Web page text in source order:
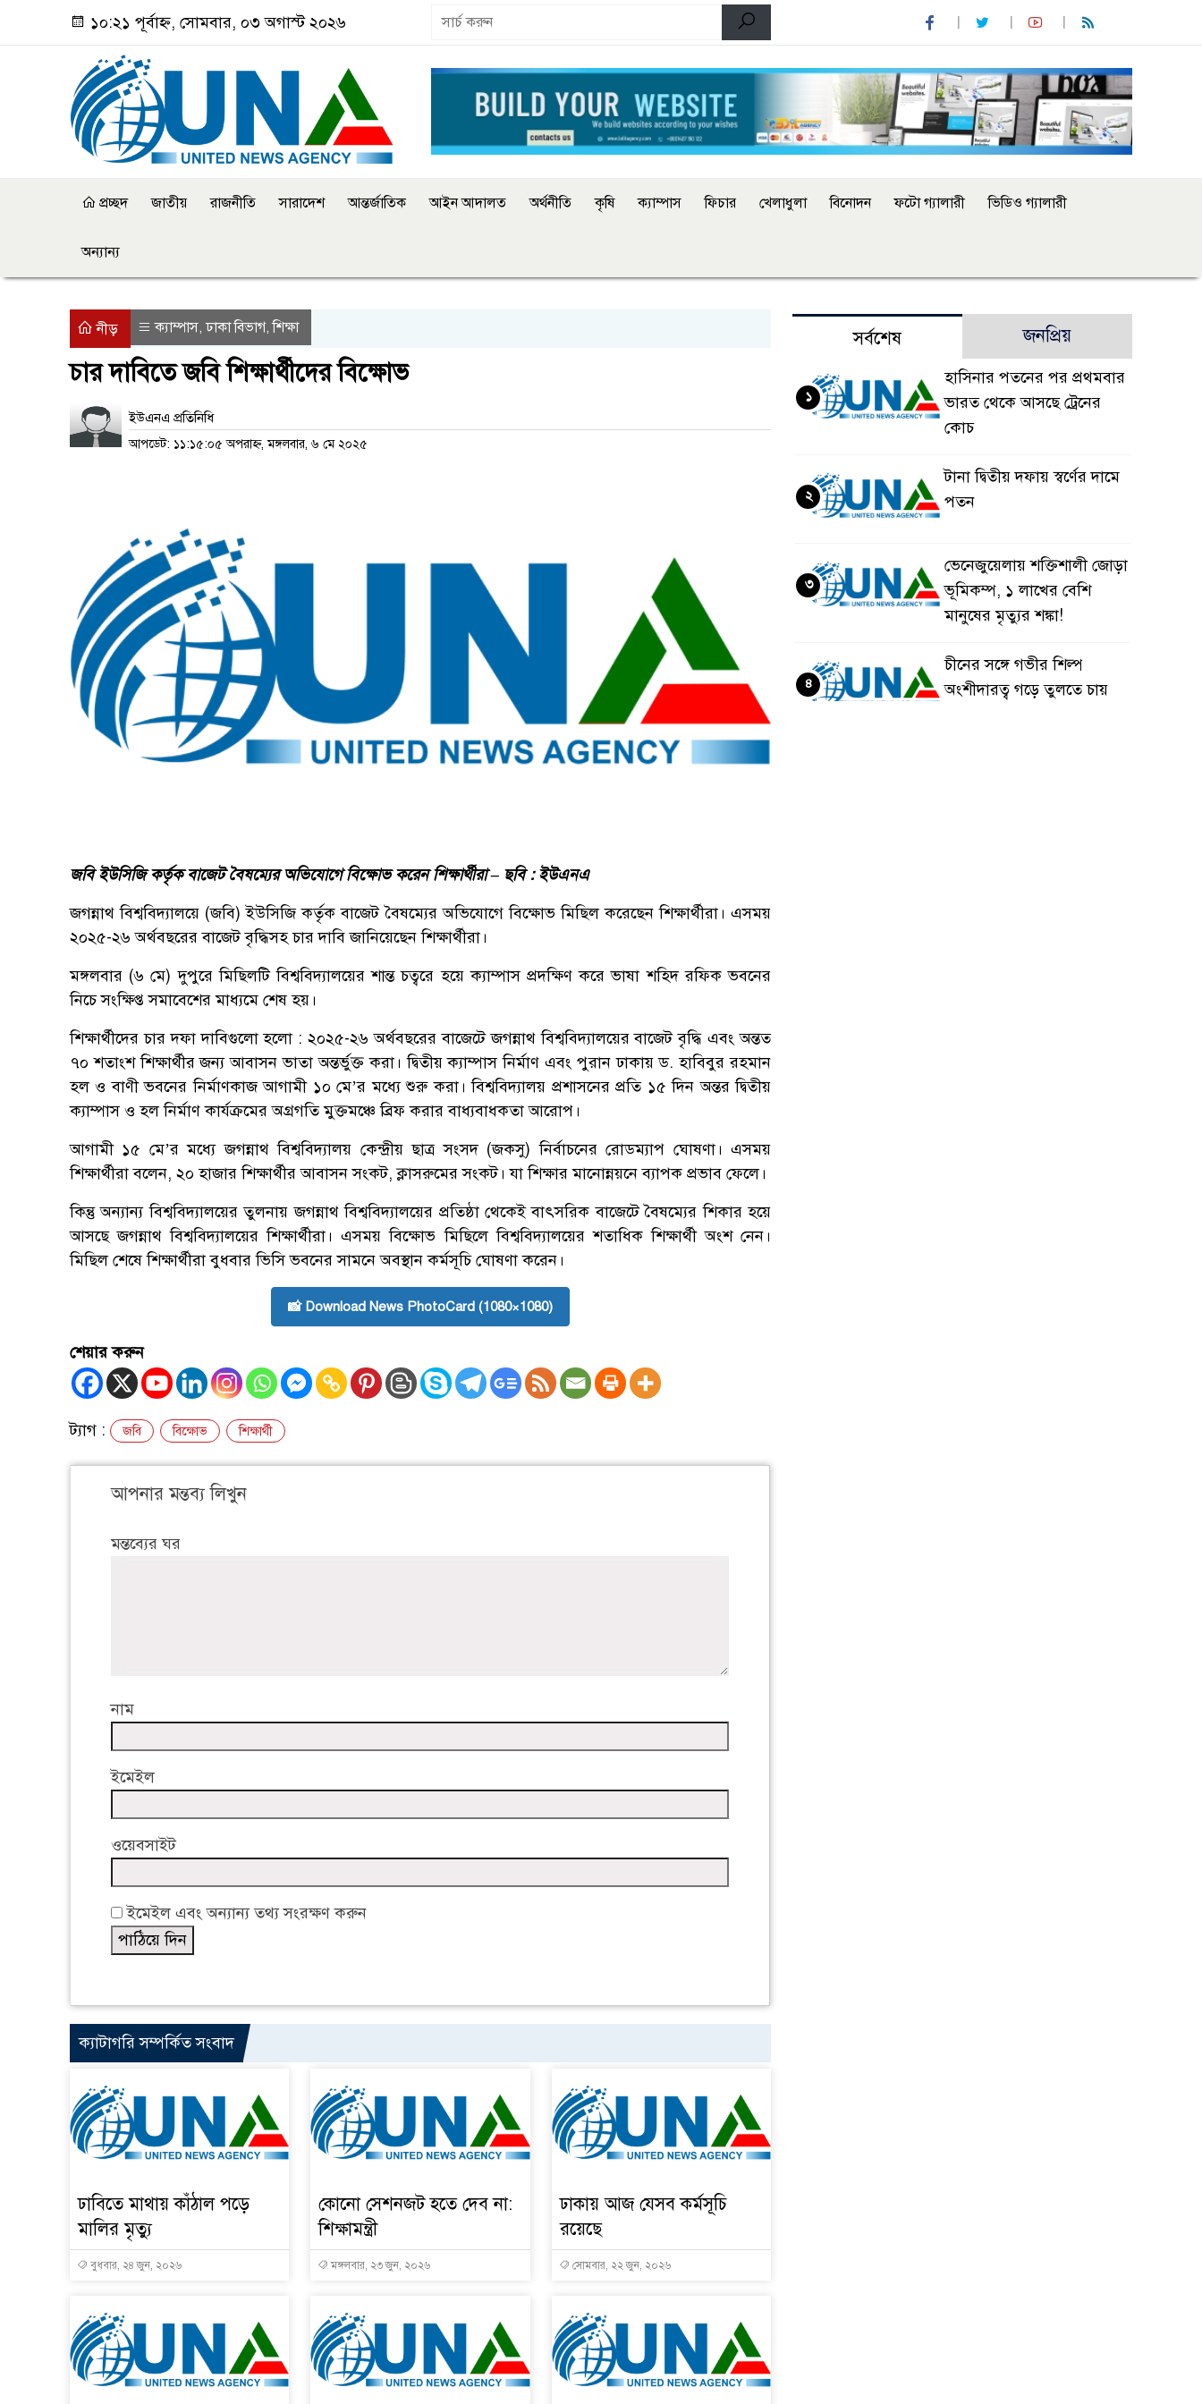
১০:২১ পূর্বাহ্ন, সোমবার, ০৩ অগাস্ট ২০২৬
প্রচ্ছদ জাতীয় রাজনীতি সারাদেশ আন্তর্জাতিক আইন আদালত অর্থনীতি কৃষি ক্যাম্পাস ফিচার খেলাধুলা বিনোদন ফটো গ্যালারী ভিডিও গ্যালারী
অন্যান্য
নীড় ক্যাম্পাস ,ঢাকা বিভাগ,শিক্ষা
চার দাবিতে জবি শিক্ষার্থীদের বিক্ষোভ
ইউএনএ প্রতিনিধি
আপডেট: ১১:১৫:০৫ অপরাহ্ন, মঙ্গলবার, ৬ মে ২০২৫
জবি ইউসিজি কর্তৃক বাজেট বৈষম্যের অভিযোগে বিক্ষোভ করেন শিক্ষার্থীরা – ছবি : ইউএনএ
জগন্নাথ বিশ্ববিদ্যালয়ে (জবি) ইউসিজি কর্তৃক বাজেট বৈষম্যের অভিযোগে বিক্ষোভ মিছিল করেছেন শিক্ষার্থীরা। এসময়
২০২৫-২৬ অর্থবছরের বাজেট বৃদ্ধিসহ চার দাবি জানিয়েছেন শিক্ষার্থীরা।
মঙ্গলবার (৬ মে) দুপুরে মিছিলটি বিশ্ববিদ্যালয়ের শান্ত চত্বরে হয়ে ক্যাম্পাস প্রদক্ষিণ করে ভাষা শহিদ রফিক ভবনের
নিচে সংক্ষিপ্ত সমাবেশের মাধ্যমে শেষ হয়।
শিক্ষার্থীদের চার দফা দাবিগুলো হলো : ২০২৫-২৬ অর্থবছরের বাজেটে জগন্নাথ বিশ্ববিদ্যালয়ের বাজেট বৃদ্ধি এবং অন্তত
৭০ শতাংশ শিক্ষার্থীর জন্য আবাসন ভাতা অন্তর্ভুক্ত করা। দ্বিতীয় ক্যাম্পাস নির্মাণ এবং পুরান ঢাকায় ড. হাবিবুর রহমান
হল ও বাণী ভবনের নির্মাণকাজ আগামী ১০ মে’র মধ্যে শুরু করা। বিশ্ববিদ্যালয় প্রশাসনের প্রতি ১৫ দিন অন্তর দ্বিতীয়
ক্যাম্পাস ও হল নির্মাণ কার্যক্রমের অগ্রগতি মুক্তমঞ্চে ব্রিফ করার বাধ্যবাধকতা আরোপ।
আগামী ১৫ মে’র মধ্যে জগন্নাথ বিশ্ববিদ্যালয় কেন্দ্রীয় ছাত্র সংসদ (জকসু) নির্বাচনের রোডম্যাপ ঘোষণা। এসময়
শিক্ষার্থীরা বলেন, ২০ হাজার শিক্ষার্থীর আবাসন সংকট, ক্লাসরুমের সংকট। যা শিক্ষার মানোন্নয়নে ব্যাপক প্রভাব ফেলে।
কিন্তু অন্যান্য বিশ্ববিদ্যালয়ের তুলনায় জগন্নাথ বিশ্ববিদ্যালয়ের প্রতিষ্ঠা থেকেই বাৎসরিক বাজেটে বৈষম্যের শিকার হয়ে
আসছে জগন্নাথ বিশ্ববিদ্যালয়ের শিক্ষার্থীরা। এসময় বিক্ষোভ মিছিলে বিশ্ববিদ্যালয়ের শতাধিক শিক্ষার্থী অংশ নেন।
মিছিল শেষে শিক্ষার্থীরা বুধবার ভিসি ভবনের সামনে অবস্থান কর্মসূচি ঘোষণা করেন।
📸 Download News PhotoCard (1080×1080)
শেয়ার করুন
ট্যাগ : জবি বিক্ষোভ শিক্ষার্থী
আপনার মন্তব্য লিখুন
মন্তব্যের ঘর
নাম
ইমেইল
ওয়েবসাইট
ইমেইল এবং অন্যান্য তথ্য সংরক্ষণ করুন
ক্যাটাগরি সম্পর্কিত সংবাদ
ঢাবিতে মাথায় কাঁঠাল পড়ে
মালির মৃত্যু
বুধবার, ২৪ জুন, ২০২৬
কোনো সেশনজট হতে দেব না:
শিক্ষামন্ত্রী
মঙ্গলবার, ২৩ জুন, ২০২৬
ঢাকায় আজ যেসব কর্মসূচি
রয়েছে
সোমবার, ২২ জুন, ২০২৬
সর্বশেষ জনপ্রিয়
হাসিনার পতনের পর প্রথমবার
ভারত থেকে আসছে ট্রেনের
কোচ
১
টানা দ্বিতীয় দফায় স্বর্ণের দামে
পতন
২
ভেনেজুয়েলায় শক্তিশালী জোড়া
ভূমিকম্প, ১ লাখের বেশি
মানুষের মৃত্যুর শঙ্কা!
৩
চীনের সঙ্গে গভীর শিল্প
অংশীদারত্ব গড়ে তুলতে চায়
৪